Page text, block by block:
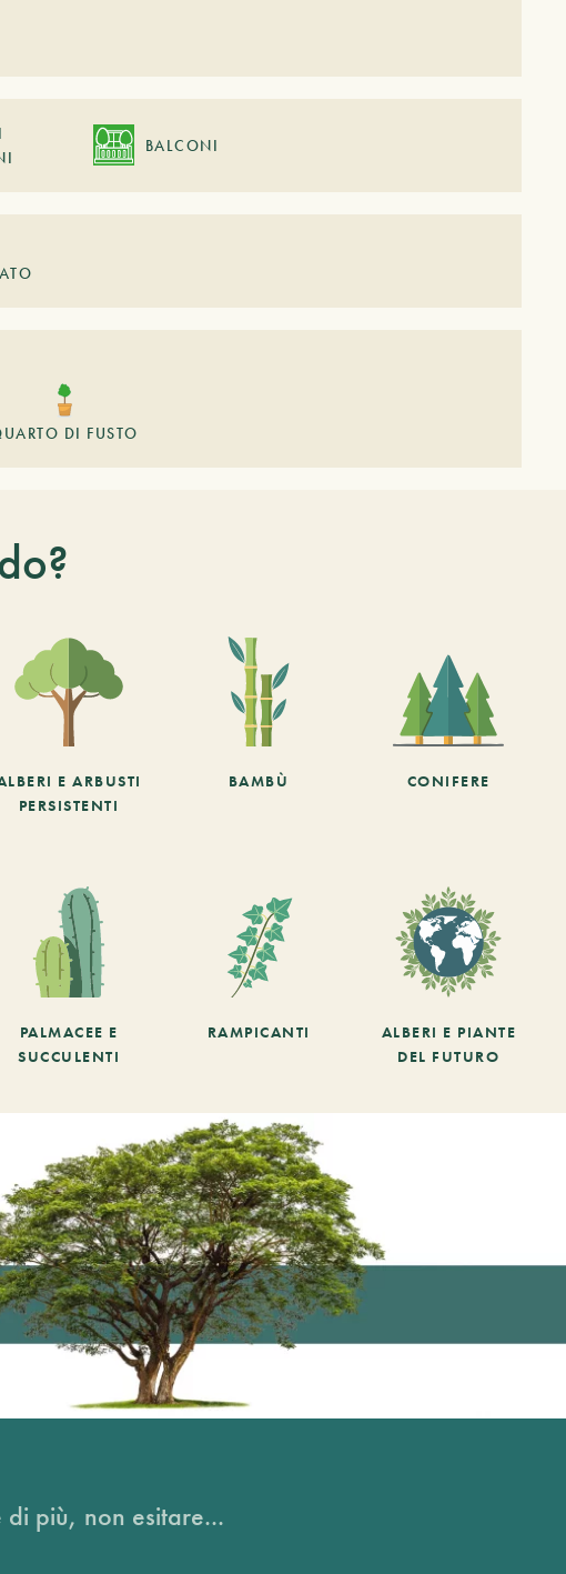
BALCONI
DI FUSTO
E ARBUSTI
PERSISTENTI
BAMBÙ CONIFERE
PALMACEE E
SUCCULENTI
RAMPICANTI
ALBERI E PIANTE
DEL FUTURO
di più, non esitare...